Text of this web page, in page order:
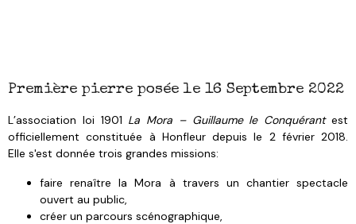
Première pierre posée le 16 Septembre 2022
L’association loi 1901 La Mora – Guillaume le Conquérantest
officiellement constituée à Honfleur depuis le 2 février 2018.
Elle s'est donnée trois grandes missions:
faire renaître la Mora à travers un chantier spectacle
ouvert au public,
créer un parcours scénographique,